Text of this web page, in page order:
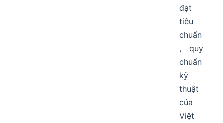
đạt
tiêu
chuẩn
, quy
chuẩn
kỹ
thuật
của
Việt